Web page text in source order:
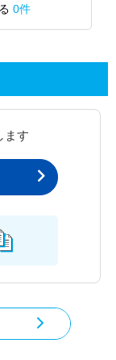
0件
ます